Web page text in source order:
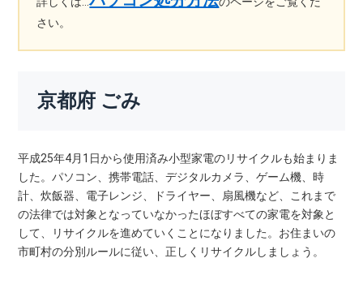
さい。
京都府 ごみ
平成25年4月1日から使用済み小型家電のリサイクルも始まりま
した。パソコン、携帯電話、デジタルカメラ、ゲーム機、時
計、炊飯器、電子レンジ、ドライヤー、扇風機など、これまで
の法律では対象となっていなかったほぼすべての家電を対象と
して、リサイクルを進めていくことになりました。お住まいの
市町村の分別ルールに従い、正しくリサイクルしましょう。